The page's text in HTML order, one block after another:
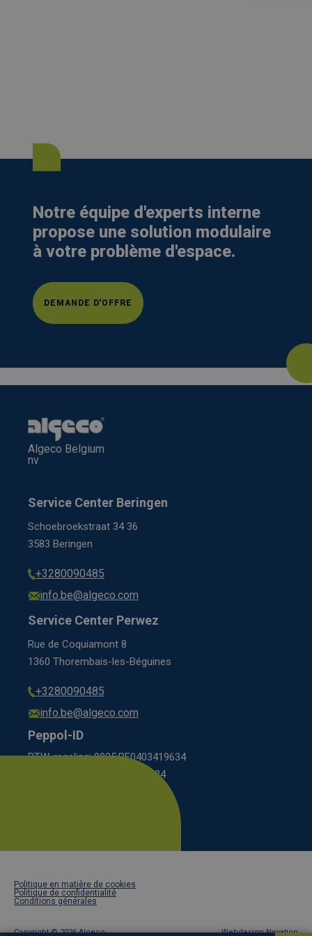
Notre équipe d'experts interne
propose une solution modulaire
à votre problème d'espace.
DEMANDE D'OFFRE
Algeco Belgium
nv
Service Center Beringen
Schoebroekstraat 34 36
3583 Beringen
+3280090485
info.be@algeco.com
Service Center Perwez
Rue de Coquiamont 8
1360 Thorembais-les-Béguines
+3280090485
info.be@algeco.com
Peppol-ID
BTW-regeling: 9925:BE0403419634
régime BCE: 0208:0403419634
Footer
legal
Politique en matière de cookies
Politique de confidentialité
Conditions générales
Copyright ©2026 Algeco Webdesign Novation